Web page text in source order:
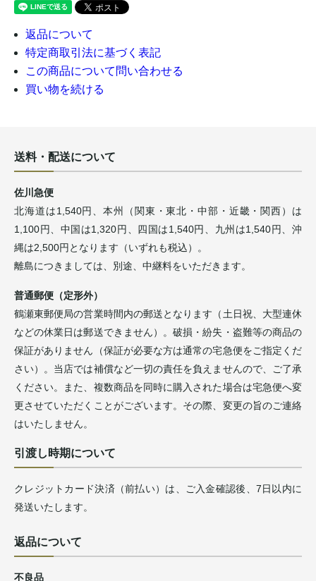
返品について
特定商取引法に基づく表記
この商品について問い合わせる
買い物を続ける
送料・配送について
佐川急便
北海道は1,540円、本州（関東・東北・中部・近畿・関西）は
1,100円、中国は1,320円、四国は1,540円、九州は1,540円、沖
縄は2,500円となります（いずれも税込）。
離島につきましては、別途、中継料をいただきます。
普通郵便（定形外）
鶴瀬東郵便局の営業時間内の郵送となります（土日祝、大型連休
などの休業日は郵送できません）。破損・紛失・盗難等の商品の
保証がありません（保証が必要な方は通常の宅急便をご指定くだ
さい）。当店では補償など一切の責任を負えませんので、ご了承
ください。また、複数商品を同時に購入された場合は宅急便へ変
更させていただくことがございます。その際、変更の旨のご連絡
はいたしません。
引渡し時期について
クレジットカード決済（前払い）は、ご入金確認後、7日以内に
発送いたします。
返品について
不良品